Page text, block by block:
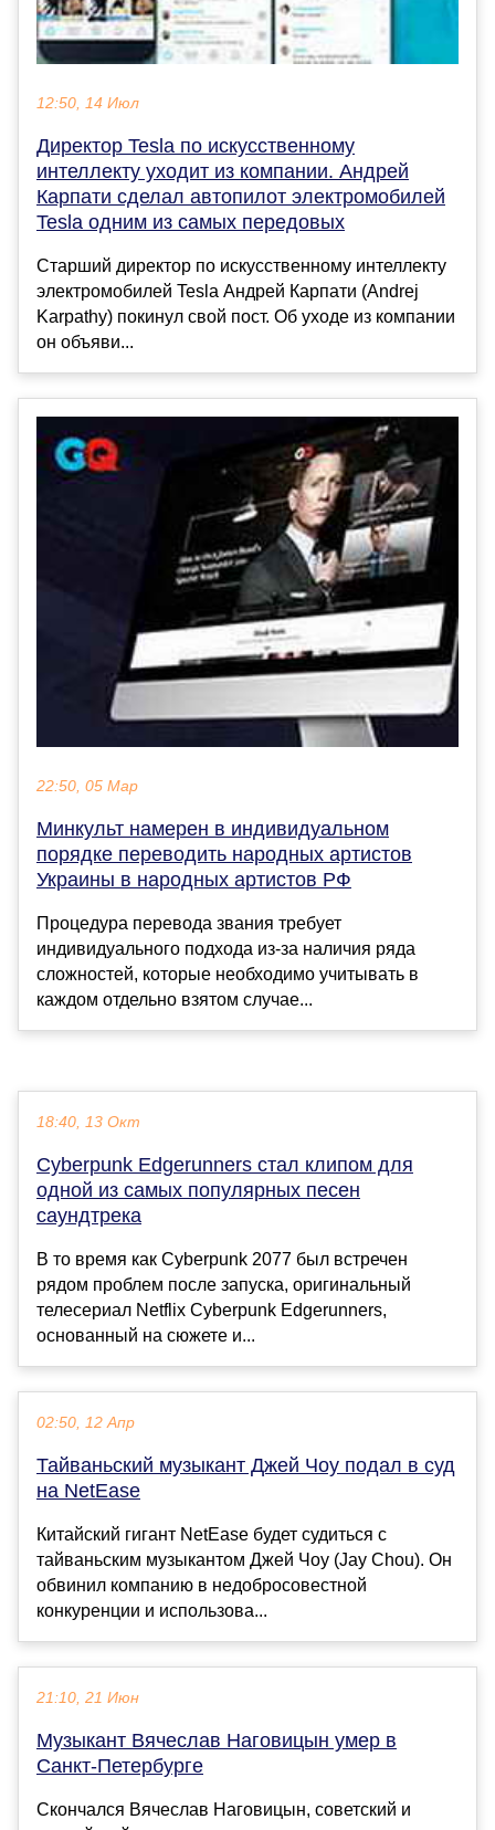
12:50, 14 Июл
Директор Tesla по искусственному
интеллекту уходит из компании. Андрей
Карпати сделал автопилот электромобилей
Tesla одним из самых передовых
Старший директор по искусственному интеллекту
электромобилей Tesla Андрей Карпати (Andrej
Karpathy) покинул свой пост. Об уходе из компании
он объяви...
22:50, 05 Мар
Минкульт намерен в индивидуальном
порядке переводить народных артистов
Украины в народных артистов РФ
Процедура перевода звания требует
индивидуального подхода из-за наличия ряда
сложностей, которые необходимо учитывать в
каждом отдельно взятом случае...
18:40, 13 Окт
Cyberpunk Edgerunners стал клипом для
одной из самых популярных песен
саундтрека
В то время как Cyberpunk 2077 был встречен
рядом проблем после запуска, оригинальный
телесериал Netflix Cyberpunk Edgerunners,
основанный на сюжете и...
02:50, 12 Апр
Тайваньский музыкант Джей Чоу подал в суд
на NetEase
Китайский гигант NetEase будет судиться с
тайваньским музыкантом Джей Чоу (Jay Chou). Он
обвинил компанию в недобросовестной
конкуренции и использова...
21:10, 21 Июн
Музыкант Вячеслав Наговицын умер в
Санкт-Петербурге
Cкончался Вячеслав Наговицын, советский и